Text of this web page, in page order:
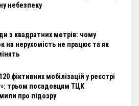
небезпеку
з квадратних метрів: чому
на нерухомість не працює та як
фіктивних мобілізацій у реєстрі
трьом посадовцям ТЦК
про підозру